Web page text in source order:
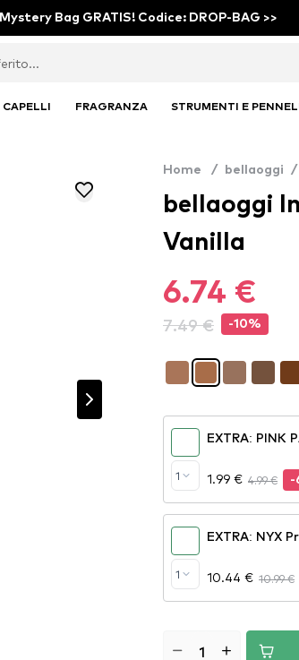
Mystery Bag GRATIS! Codice: DROP-BAG >>
CAPELLI FRAGRANZA STRUMENTI E
Home / bellaoggi /
bellaoggi
Vanilla
6.74 €
7.49 € -10%
1
EXTRA: PINK
1.99 € 4.99 € -
1
EXTRA: NYX
10.44 € 10.99 €